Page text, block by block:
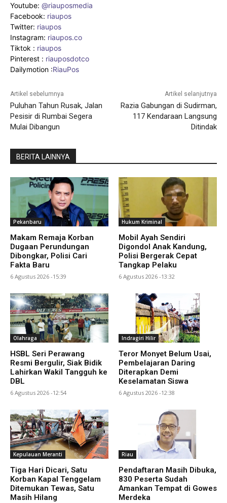
Youtube: @riauposmedia
Facebook: riaupos
Twitter: riaupos
Instagram: riaupos.co
Tiktok : riaupos
Pinterest : riauposdotco
Dailymotion :RiauPos
Artikel sebelumnya
Puluhan Tahun Rusak, Jalan
Pesisir di Rumbai Segera
Mulai Dibangun
Artikel selanjutnya
Razia Gabungan di Sudirman,
117 Kendaraan Langsung
Ditindak
BERITA LAINNYA
Pekanbaru
Makam Remaja Korban
Dugaan Perundungan
Dibongkar, Polisi Cari
Fakta Baru
6 Agustus 2026 -15:39
Hukum Kriminal
Mobil Ayah Sendiri
Digondol Anak Kandung,
Polisi Bergerak Cepat
Tangkap Pelaku
6 Agustus 2026 -13:32
Olahraga
HSBL Seri Perawang
Resmi Bergulir, Siak Bidik
Lahirkan Wakil Tangguh ke
DBL
6 Agustus 2026 -12:54
Indragiri Hilir
Teror Monyet Belum Usai,
Pembelajaran Daring
Diterapkan Demi
Keselamatan Siswa
6 Agustus 2026 -12:38
Kepulauan Meranti
Tiga Hari Dicari, Satu
Korban Kapal Tenggelam
Ditemukan Tewas, Satu
Masih Hilang
Riau
Pendaftaran Masih Dibuka,
830 Peserta Sudah
Amankan Tempat di Gowes
Merdeka